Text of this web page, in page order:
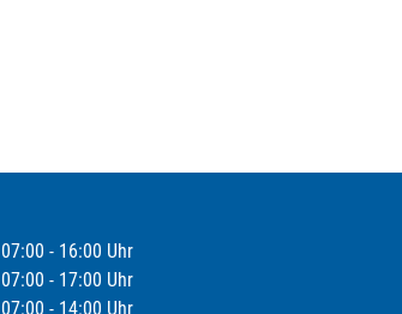
07:00 - 16:00 Uhr
07:00 - 17:00 Uhr
07:00 - 14:00 Uhr